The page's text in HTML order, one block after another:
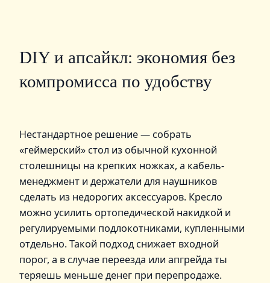
DIY и апсайкл: экономия без
компромисса по удобству
Нестандартное решение — собрать
«геймерский» стол из обычной кухонной
столешницы на крепких ножках, а кабель-
менеджмент и держатели для наушников
сделать из недорогих аксессуаров. Кресло
можно усилить ортопедической накидкой и
регулируемыми подлокотниками, купленными
отдельно. Такой подход снижает входной
порог, а в случае переезда или апгрейда ты
теряешь меньше денег при перепродаже.